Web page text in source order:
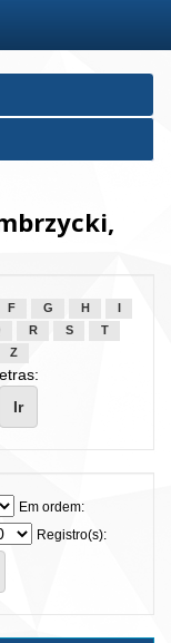
F G H
R S
T
Z
Em ordem:
Registro(s):